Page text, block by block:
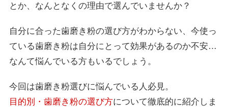
とか、なんとなくの理由で選んでいませんか？
自分に合った歯磨き粉の選び方がわからない、今使っ
ている歯磨き粉は自分にとって効果があるのか不安…
なんて悩んでいる方もいるでしょう。
今回は歯磨き粉選びに悩んでいる人必見。
目的別・歯磨き粉の選び方について徹底的に紹介しま